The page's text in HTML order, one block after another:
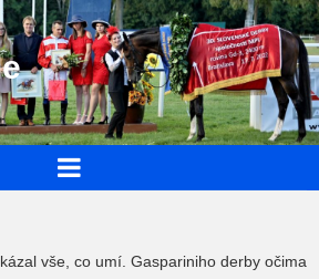
vše, co umí. Gaspariniho derby očima